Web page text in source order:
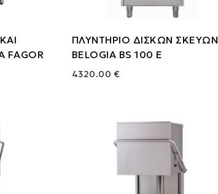
ΠΛΥΝΤΗΡΙΟ ΔΙΣΚΩΝ ΣΚΕΥΩΝ
BELOGIA BS 100 E
4320.00 €